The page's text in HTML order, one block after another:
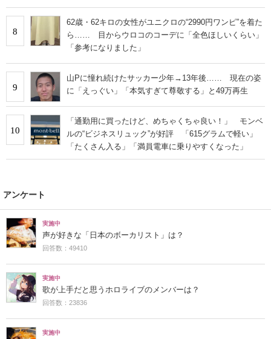
8
62歳・62キロの女性がユニクロの“2990円ワンピ”を着た
ら…… 目からウロコのコーデに「全色ほしいくらい」
「参考になりました」
9
山Pに憧れ続けたサッカー少年→13年後…… 現在の姿
に「えっぐい」「本気すぎて尊敬する」と49万再生
10
「通勤用に買ったけど、めちゃくちゃ良い！」 モンベ
ルの“ビジネスリュック”が好評 「615グラムで軽い」
「たくさん入る」「満員電車に乗りやすくなった」
アンケート
実施中
声が好きな「日本のボーカリスト」は？
回答数：49410
実施中
歌が上手だと思うホロライブのメンバーは？
回答数：23836
実施中